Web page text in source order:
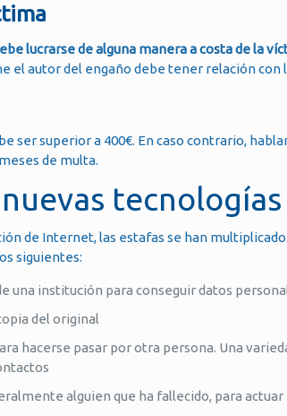
lucrarse de alguna manera a costa de la
el autor del engaño debe tener relación con
ser superior a 400€. En caso contrario,
de multa.
tecnologías
de Internet, las estafas se han
siguientes:
una institución para conseguir datos
del original
hacerse pasar por otra persona. Una
alguien que ha fallecido, para